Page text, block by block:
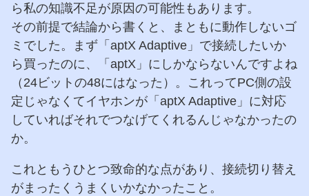
ら私の知識不足が原因の可能性もあります。
その前提で結論から書くと、まともに動作しないゴ
ミでした。まず「aptX Adaptive」で接続したいか
ら買ったのに、「aptX」にしかならないんですよね
（24ビットの48にはなった）。これってPC側の設
定じゃなくてイヤホンが「aptX Adaptive」に対応
していればそれでつなげてくれるんじゃなかったの
か。
これともうひとつ致命的な点があり、接続切り替え
がまったくうまくいかなかったこと。